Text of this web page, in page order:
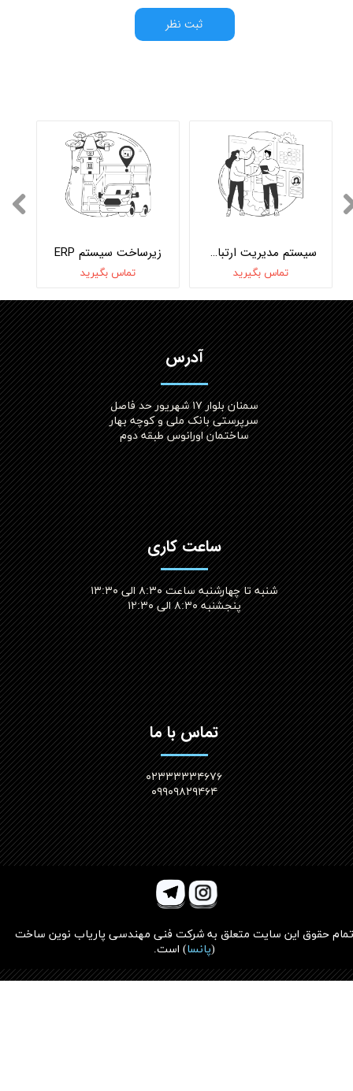
ثبت نظر
زیرساخت سیستم ERP
تماس بگیرید
سیستم مدیریت ارتباط مشتریان CRM‌
تماس بگیرید
آدرس
سمنان بلوار ۱۷ شهریور حد فاصل
سرپرستی بانک ملی و کوچه بهار
ساختمان اورانوس طبقه دوم
ساعت کاری
شنبه تا چهارشنبه ساعت ۸:۳۰ الی ۱۳:۳۰
پنجشنبه ۸:۳۰ الی ۱۲:۳۰​​​​​​​
تماس با ما
۰۲۳۳۳۳۳۴۶۷۶
۰۹۹۰۹۸۲۹۴۶۴
تمام حقوق این سایت متعلق به شرکت فنی مهندسی پاریاب نوین ساخت
(پانسا) است.